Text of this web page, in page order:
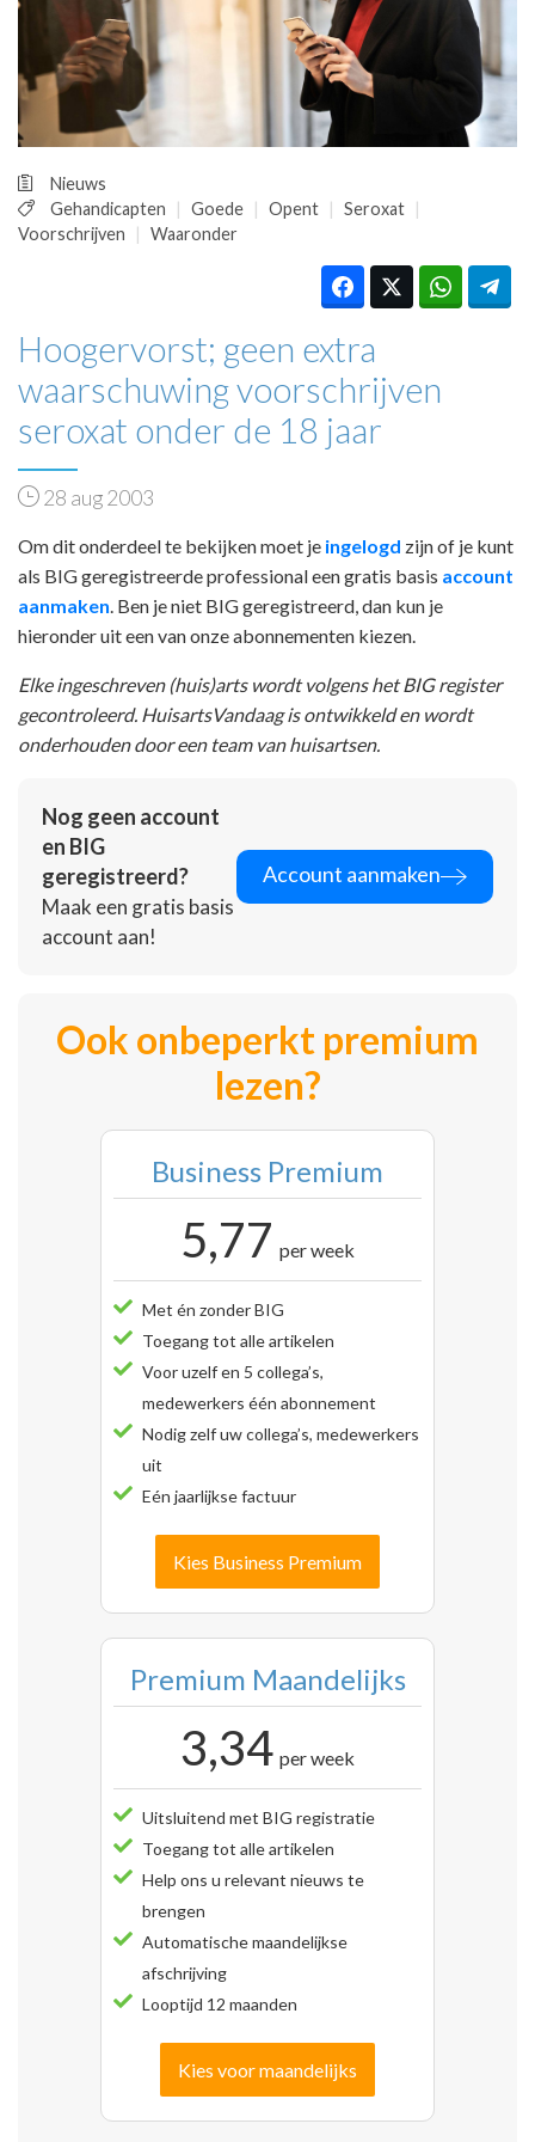
PRAKTIJKZAKEN
TARIEVEN
VPHUISARTSEN
MEDISCHE VAKHANDEL
REGISTRATIE
Nieuws
Gehandicapten
Goede Opent
Seroxat
Voorschrijven
Waaronder
Hoogervorst; geen extra
waarschuwing voorschrijven
seroxat onder de 18 jaar
28 aug 2003
Om dit onderdeel te bekijken moet je ingelogd zijn of je kunt
als BIG geregistreerde professional een gratis basis account
aanmaken . Ben je niet BIG geregistreerd, dan kun je
hieronder uit een van onze abonnementen kiezen.
Elke ingeschreven (huis)arts wordt volgens het BIG register
gecontroleerd. HuisartsVandaag is ontwikkeld en wordt
onderhouden door een team van huisartsen.
Nog geen account
en BIG
geregistreerd?
Maak een gratis basis
account aan!
Account aanmaken
Ook onbeperkt premium
lezen?
Business Premium
5,77 per week
Met én zonder BIG
Toegang tot alle artikelen
Voor uzelf en 5 collega’s,
medewerkers één abonnement
Nodig zelf uw collega’s, medewerkers
uit
Eén jaarlijkse factuur
Kies Business Premium
Premium Maandelijks
3,34 per week
Uitsluitend met BIG registratie
Toegang tot alle artikelen
Help ons u relevant nieuws te
brengen
Automatische maandelijkse
afschrijving
Looptijd 12 maanden
Kies voor maandelijks